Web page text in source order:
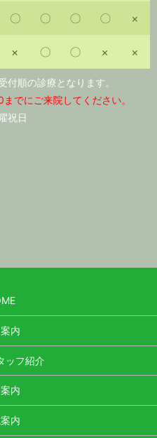
〇 〇 〇 〇 ×
× 〇 〇 × ×
付順の診療となります。
でにご来院してください。
祝日
内
ッフ紹介
内
内